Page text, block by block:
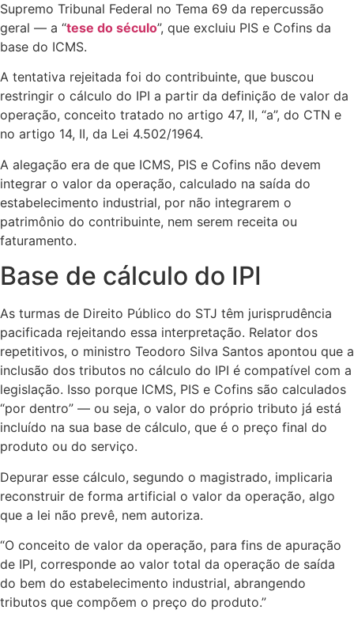
Supremo Tribunal Federal no Tema 69 da repercussão
geral — a “tese do século”, que excluiu PIS e Cofins da
base do ICMS.
A tentativa rejeitada foi do contribuinte, que buscou
restringir o cálculo do IPI a partir da definição de valor da
operação, conceito tratado no artigo 47, II, “a”, do CTN e
no artigo 14, II, da Lei 4.502/1964.
A alegação era de que ICMS, PIS e Cofins não devem
integrar o valor da operação, calculado na saída do
estabelecimento industrial, por não integrarem o
patrimônio do contribuinte, nem serem receita ou
faturamento.
Base de cálculo do IPI
As turmas de Direito Público do STJ têm jurisprudência
pacificada rejeitando essa interpretação. Relator dos
repetitivos, o ministro Teodoro Silva Santos apontou que a
inclusão dos tributos no cálculo do IPI é compatível com a
legislação. Isso porque ICMS, PIS e Cofins são calculados
“por dentro” — ou seja, o valor do próprio tributo já está
incluído na sua base de cálculo, que é o preço final do
produto ou do serviço.
Depurar esse cálculo, segundo o magistrado, implicaria
reconstruir de forma artificial o valor da operação, algo
que a lei não prevê, nem autoriza.
“O conceito de valor da operação, para fins de apuração
de IPI, corresponde ao valor total da operação de saída
do bem do estabelecimento industrial, abrangendo
tributos que compõem o preço do produto.”